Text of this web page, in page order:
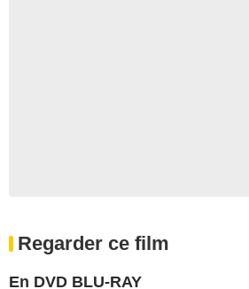
Regarder ce film
En DVD BLU-RAY